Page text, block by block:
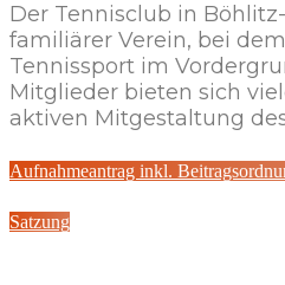
Der Tennisclub in
familiärer Verein, bei
Tennissport im
Mitglieder bieten sich
aktiven Mitgestaltung
Aufnahmeantrag inkl.
Satzung